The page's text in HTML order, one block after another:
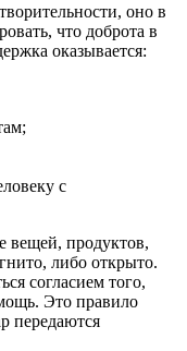
оно в
что доброта в
оказывается:
с
вещей, продуктов,
либо открыто.
согласием того,
Это правило
передаются